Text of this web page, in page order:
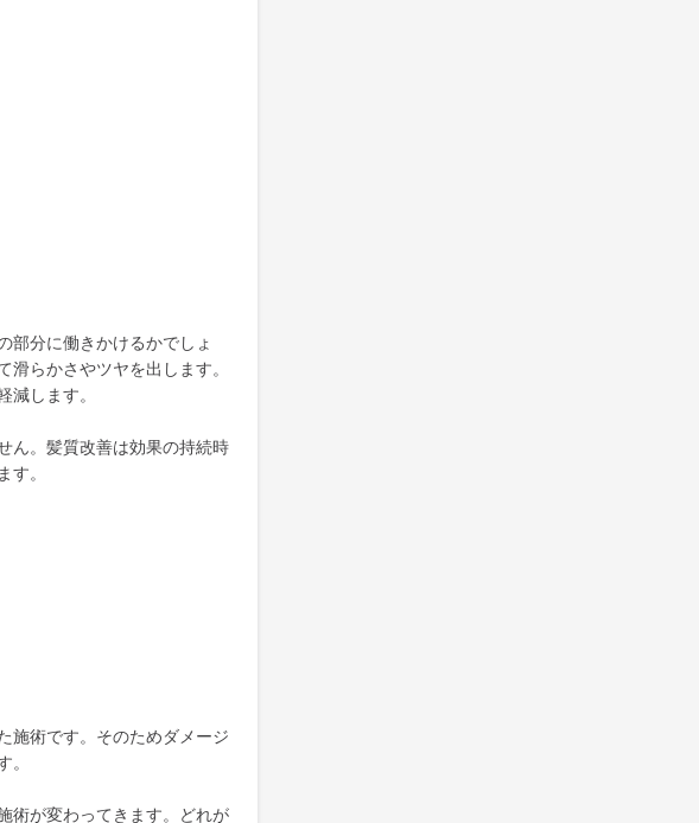
部分に働きかけるかでしょ
滑らかさやツヤを出します。
減します。
ん。髪質改善は効果の持続時
す。
施術です。そのためダメージ
。
術が変わってきます。どれが